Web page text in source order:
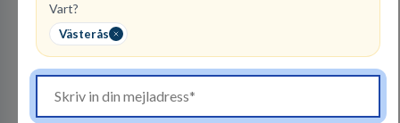
Vart?
Västerås
1
Kommuninvest är en medlemsorganisation som
företräder den kommunala sektorn i
Besök profil